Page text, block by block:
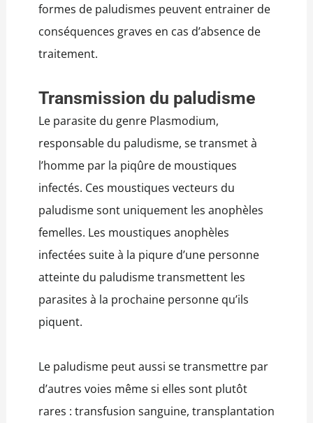
formes de paludismes peuvent entrainer de
conséquences graves en cas d’absence de
traitement.
Transmission du paludisme
Le parasite du genre Plasmodium,
responsable du paludisme, se transmet à
l’homme par la piqûre de moustiques
infectés. Ces moustiques vecteurs du
paludisme sont uniquement les anophèles
femelles. Les moustiques anophèles
infectées suite à la piqure d’une personne
atteinte du paludisme transmettent les
parasites à la prochaine personne qu’ils
piquent.
Le paludisme peut aussi se transmettre par
d’autres voies même si elles sont plutôt
rares : transfusion sanguine, transplantation